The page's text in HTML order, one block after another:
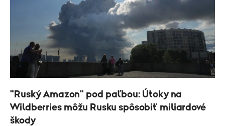
"Ruský Amazon" pod paľbou: Útoky na
Wildberries môžu Rusku spôsobiť miliardové
škody